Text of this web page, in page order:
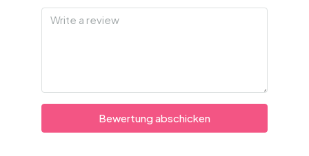
Bewertung abschicken